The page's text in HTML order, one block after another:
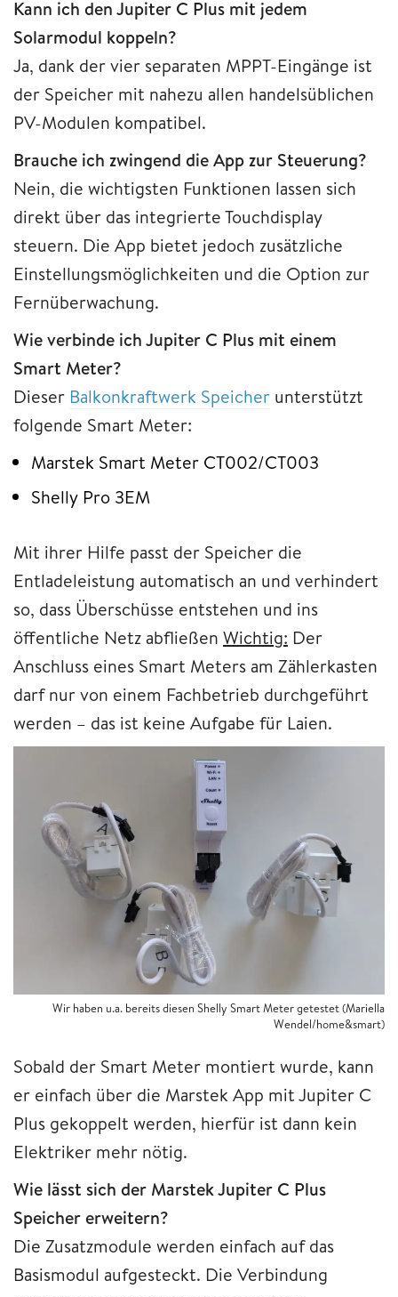
Kann ich den Jupiter C Plus mit jedem
Solarmodul koppeln?
Ja, dank der vier separaten MPPT-Eingänge ist
der Speicher mit nahezu allen handelsüblichen
PV-Modulen kompatibel.
Brauche ich zwingend die App zur Steuerung?
Nein, die wichtigsten Funktionen lassen sich
direkt über das integrierte Touchdisplay
steuern. Die App bietet jedoch zusätzliche
Einstellungsmöglichkeiten und die Option zur
Fernüberwachung.
Wie verbinde ich Jupiter C Plus mit einem
Smart Meter?
Dieser Balkonkraftwerk Speicher unterstützt
folgende Smart Meter:
Marstek Smart Meter CT002/CT003
Shelly Pro 3EM
Mit ihrer Hilfe passt der Speicher die
Entladeleistung automatisch an und verhindert
so, dass Überschüsse entstehen und ins
öffentliche Netz abfließen Wichtig: Der
Anschluss eines Smart Meters am Zählerkasten
darf nur von einem Fachbetrieb durchgeführt
werden – das ist keine Aufgabe für Laien.
Wir haben u.a. bereits diesen Shelly Smart Meter getestet (Mariella
Wendel/home&smart)
Sobald der Smart Meter montiert wurde, kann
er einfach über die Marstek App mit Jupiter C
Plus gekoppelt werden, hierfür ist dann kein
Elektriker mehr nötig.
Wie lässt sich der Marstek Jupiter C Plus
Speicher erweitern?
Die Zusatzmodule werden einfach auf das
Basismodul aufgesteckt. Die Verbindung